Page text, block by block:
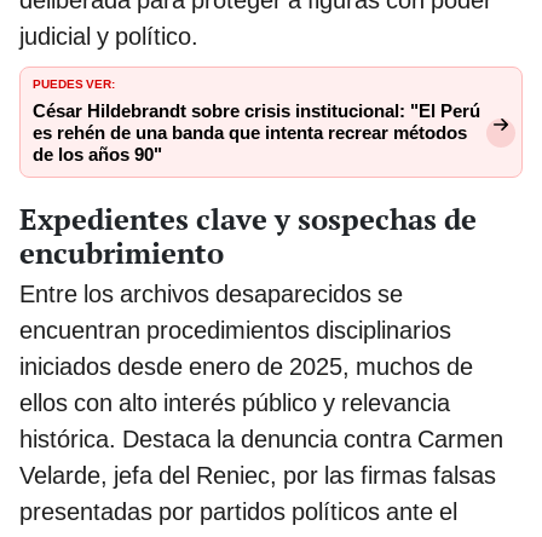
judicial y político.
PUEDES VER:
César Hildebrandt sobre crisis institucional: "El Perú
es rehén de una banda que intenta recrear métodos
de los años 90"
Expedientes clave y sospechas de
encubrimiento
Entre los archivos desaparecidos se
encuentran procedimientos disciplinarios
iniciados desde enero de 2025, muchos de
ellos con alto interés público y relevancia
histórica. Destaca la denuncia contra Carmen
Velarde, jefa del Reniec, por las firmas falsas
presentadas por partidos políticos ante el